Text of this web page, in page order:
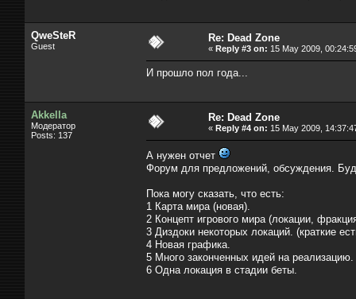
QweSteR
Guest
Re: Dead Zone
« Reply #3 on: 15 May 2009,
И прошло пол года...
Akkella
Модератор
Posts: 137
Re: Dead Zone
« Reply #4 on: 15 May 2009,
А нужен отчет
Форум для предложений, обсуждения.
Пока могу сказать, что есть:
1 Карта мира (новая).
2 Концепт игрового мира (локации,
3 Диздоки некоторых локаций. (краткие
4 Новая графика.
5 Много законченных идей на реализацию.
6 Одна локация в стадии беты.